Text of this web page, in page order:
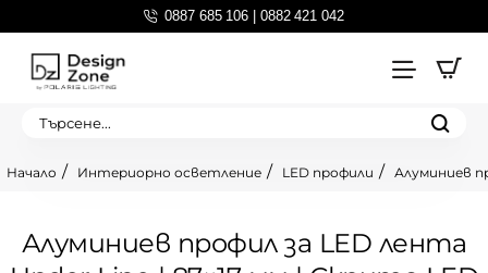
0887 685 106 | 0882 421 042
Търсене...
Алуминиев профил за LED лента
Интериорно осветление LED профили Алуминиев